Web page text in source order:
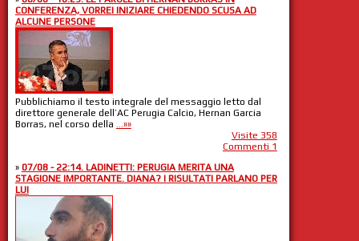
CONFERENZA, VORREI INIZIARE CHIEDENDO SCUSA AD
ALCUNE PERSONE
Pubblichiamo il testo integrale del messaggio letto dal
direttore generale dell’AC Perugia Calcio, Hernan Garcia
Borras, nel corso della ...»»
Visite 358
Commenti 1
» 07/08 - 22:14. LADINETTI: PERUGIA MERITA UNA
STAGIONE IMPORTANTE. DIANA? I RISULTATI PARLANO PER
LUI